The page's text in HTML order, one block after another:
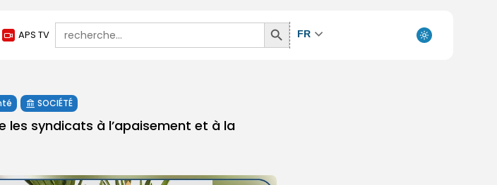
APS TV
Search
for:
Search
Button
FR
SOCIÉTÉ
les syndicats à l’apaisement et à la